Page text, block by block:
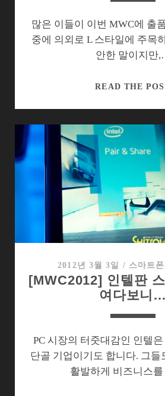
많은 이들이 이번 MWC에 출
중에 의외로 L 스타일에 주목
안한 말이지만
READ THE
2012년 3월 3일 / 스마트
[MWC2012] 인텔판
여다보니…
PC 시장의 터줏대감인 인텔
단골 기업이기도 합니다. 그들
활발하게 비즈니스